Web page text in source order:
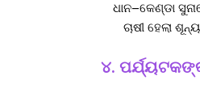
ଧାନ–କେଣ୍ଡା
ଚାଷୀ ହେଲା
୪.